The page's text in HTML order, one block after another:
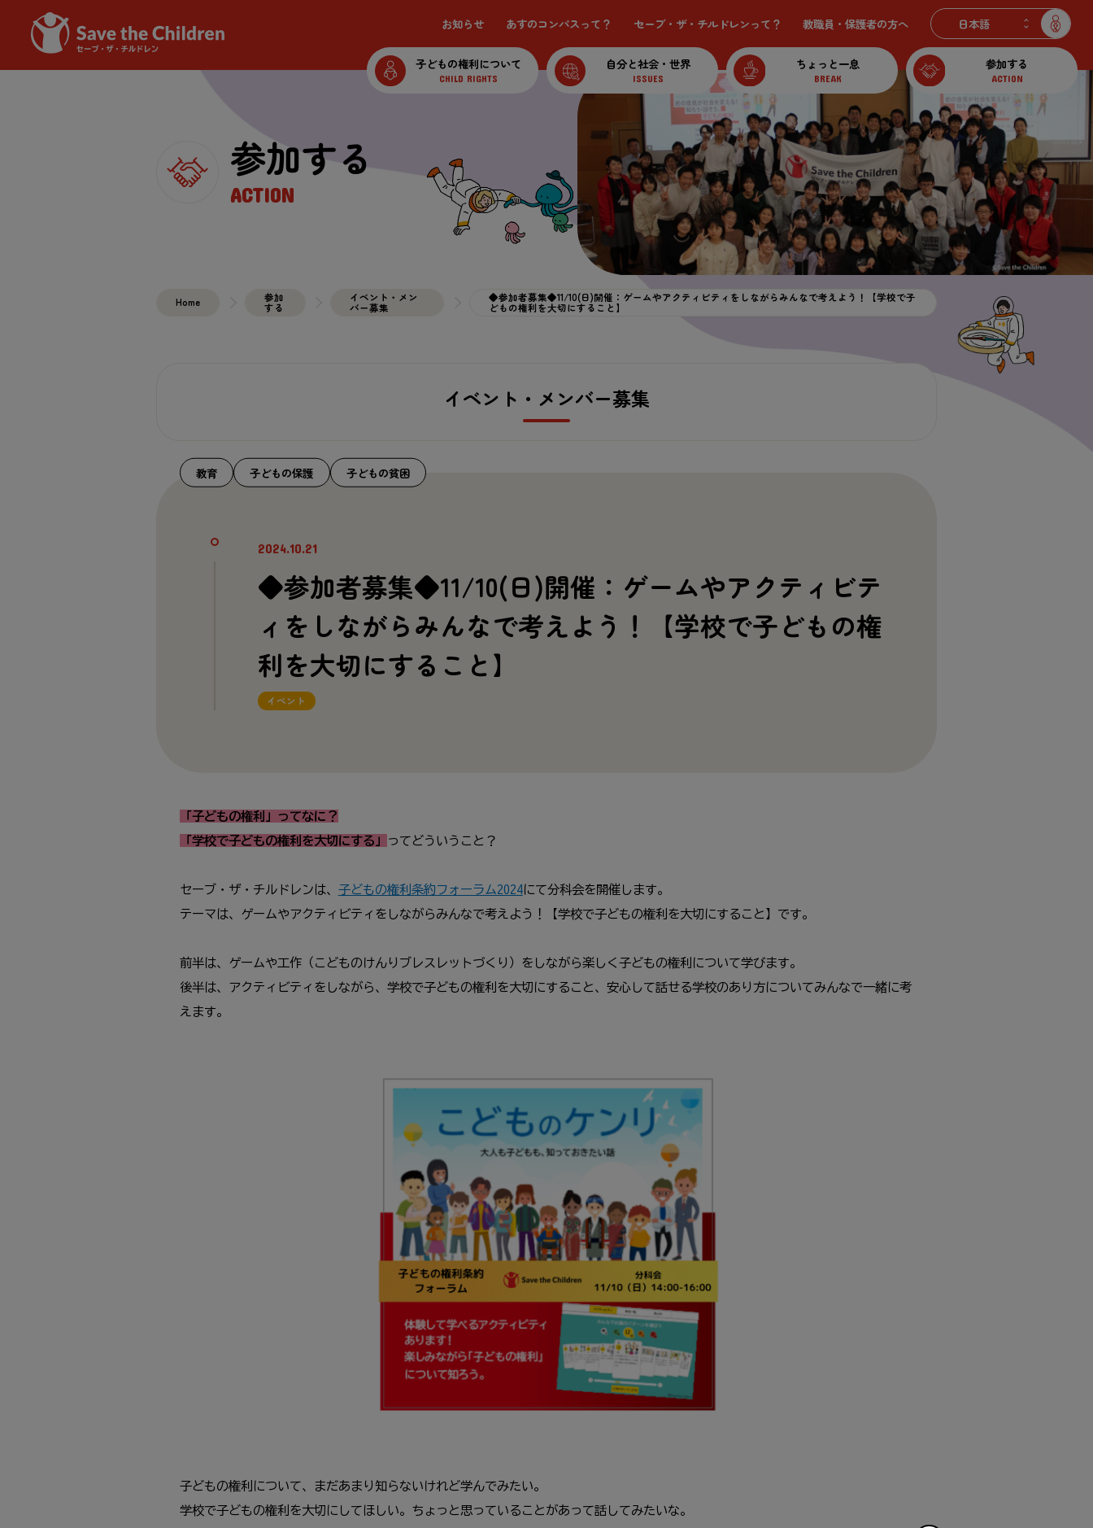
子どもの権利について
CHILD RIGHTS
自分と社会・世界
ISSUES
ちょっと一息
BREAK
参加する
ACTION
お知らせ あすのコンパスって？ セーブ・ザ・チルドレンって？ 教職員・保護者の方へ
参加する
ACTION
Home
参加
する
イベント・メン
バー募集
◆参加者募集◆11/10(日)開催：ゲームやアクティビティをしながらみんなで考えよう！【学校で子
どもの権利を大切にすること】
イベント・メンバー募集
2024.10.21
◆参加者募集◆11/10(日)開催：ゲームやアクティビテ
ィをしながらみんなで考えよう！【学校で子どもの権
利を大切にすること】
教育 子どもの保護 子どもの貧困
イベント
「子どもの権利」ってなに？
「学校で子どもの権利を大切にする」
ってどういうこと？
セーブ・ザ・チルドレンは、 子どもの権利条約フォーラム2024にて分科会を開催します。
テーマは、ゲームやアクティビティをしながらみんなで考えよう！【学校で子どもの権利を大切にすること】です。
前半は、ゲームや工作（こどものけんりブレスレットづくり）をしながら楽しく子どもの権利について学びます。
後半は、アクティビティをしながら、学校で子どもの権利を大切にすること、安心して話せる学校のあり方についてみんなで一緒に考
えます。
子どもの権利について、まだあまり知らないけれど学んでみたい。
学校で子どもの権利を大切にしてほしい。ちょっと思っていることがあって話してみたいな。